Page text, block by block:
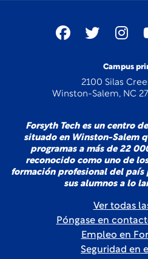
Campus
2100 Silas
Winston-Salem, NC
Forsyth Tech es un centro
situado en Winston-Salem
programas a más de 22
reconocido como uno de
formación profesional del
sus alumnos a lo
Ver todas
Póngase en
Empleo en
Seguridad en